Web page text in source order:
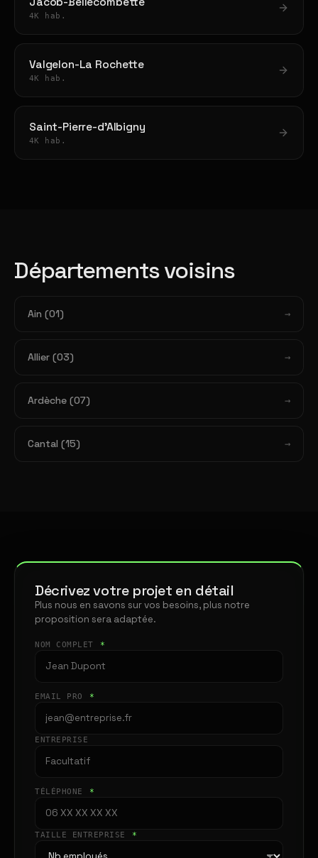
4K hab.
Valgelon-La Rochette
4K hab.
Saint-Pierre-d'Albigny
4K hab.
Départements voisins
Ain (01)
Allier (03)
Ardèche (07)
Cantal (15)
Décrivez votre projet en détail
Plus nous en savons sur vos besoins, plus notre
proposition sera adaptée.
NOM COMPLET *
EMAIL PRO *
ENTREPRISE
TÉLÉPHONE *
TAILLE ENTREPRISE *